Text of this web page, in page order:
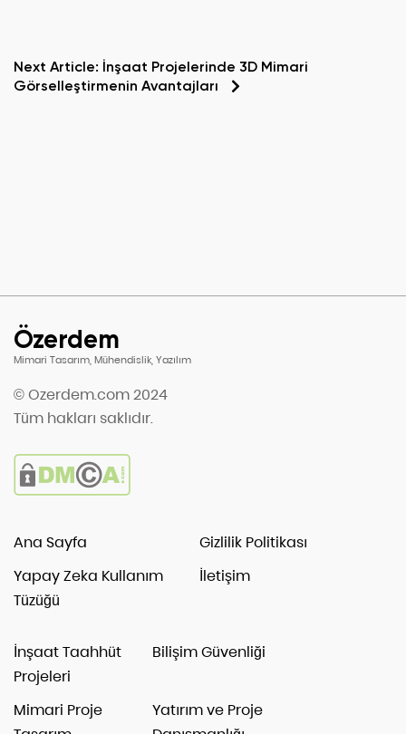
Next Article: İnşaat Projelerinde 3D Mimari
Görselleştirmenin Avantajları
Özerdem
Mimari Tasarım, Mühendislik, Yazılım
© Ozerdem.com 2024
Tüm hakları saklıdır.
Ana Sayfa
Gizlilik Politikası
Yapay Zeka Kullanım
Tüzüğü
İletişim
İnşaat Taahhüt
Projeleri
Bilişim Güvenliği
Mimari Proje
Yatırım ve Proje